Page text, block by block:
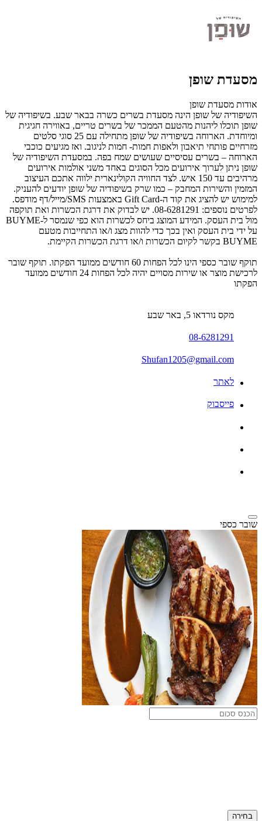
מסעדת שופן
אודות מסעדת שופן
השיפודיה של שופן הינה מסעדת בשרים כשרה בבאר שבע. בשיפודיה של
שופן תוכלו ליהנות מהטעם הממכר של בשרים טריים, באווירה חגיגית
ומיוחדת. הארוחה בשיפודיה של שופן מתחילה עם 25 סוגי סלטים
מזרחיים פותחי תיאבון ולאפות חמות- חמות לניגוב. ואז מגיעים כוכבי
הארוחה – בשרים עסיסיים שעושים שמח בפה. במסעדת השיפודיה של
שופן ניתן לערוך אירועים מכל הסוגים באחד משני אולמות אירועים
מרהיבים עד 150 איש. לצד החוויה הקולינארית ילווה אתכם העיצוב
המזמין והשירות המחבק – כמו שרק בשיפודיה של שופן יודעים להעניק.
למימוש יש להציג את קוד ה-Gift Card באמצעות SMS/מייל/דף מודפס.
לפרטים נוספים: 08-6281291. יש לבדוק את דרגת הכשרות ואת תוקפה
מול בית העסק. המידע המוצג ביחס לכשרות הוא כפי שנמסר ל-BUYME
על ידי בית העסק ואין בכך כדי להוות מצג ו/או התחייבות מטעם
BUYME בקשר לקיום הכשרות ו/או דרגת הכשרות הקיימת.
תוקף שובר כספי הינו לכל הפחות 60 חודשים ממועד הפקתו. תוקף שובר
לרכישת מוצר או שירות מסויים יהיה לכל הפחות 24 חודשים ממועד
הפקתו
מקס נורדאו 5, באר שבע
08-6281291
Shufan1205@gmail.com
לאתר
פייסבוק
שובר כספי
בחירה